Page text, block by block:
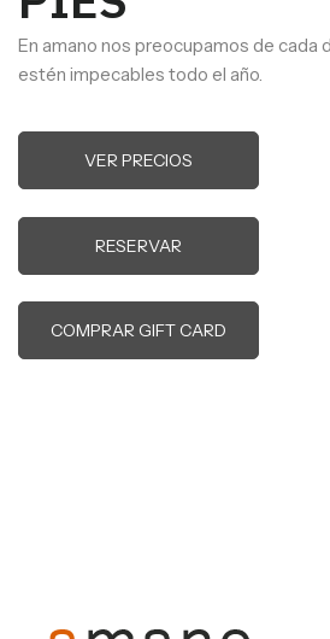
En amano nos preocupamos de cada
estén impecables todo el año.
VER PRECIOS
RESERVAR
COMPRAR GIFT CARD